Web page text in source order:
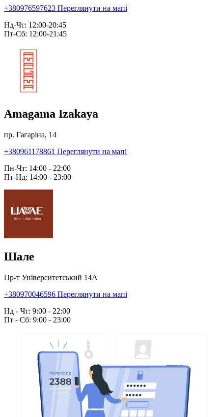
+380976597623 Переглянути на мапі
Нд-Чт: 12:00-20:45
Пт-Сб: 12:00-21:45
Amagama Izakaya
пр. Гагаріна, 14
+380961178861 Переглянути на мапі
Пн-Чт: 14:00 - 22:00
Пт-Нд: 14:00 - 23:00
Шале
Пр-т Університетський 14А
+380970046596 Переглянути на мапі
Нд - Чт: 9:00 - 22:00
Пт - Сб: 9:00 - 23:00